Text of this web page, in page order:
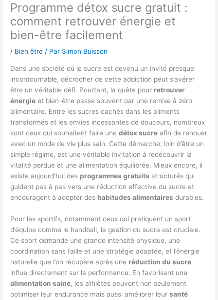
Programme détox sucre gratuit :
comment retrouver énergie et
bien-être facilement
/ Bien être / Par Simon Buisson
Dans une société où le sucre est devenu un invité presque
incontournable, décrocher de cette addiction peut s’avérer
être un véritable défi. Pourtant, la quête pour retrouver
énergie et bien-être passe souvent par une remise à zéro
alimentaire. Entre les sucres cachés dans les aliments
transformés et les envies incessantes de douceurs, nombreux
sont ceux qui souhaitent faire unedétox sucre afin de renouer
avec un mode de vie plus sain. Cette démarche, loin d’être un
simple régime, est une véritable invitation à redécouvrir la
vitalité perdue et une alimentation équilibrée. Mieux encore, il
existe aujourd’hui des programmes gratuits structurés qui
guident pas à pas vers une réduction effective du sucre et
encouragent à adopter des habitudes alimentaires durables.
Pour les sportifs, notamment ceux qui pratiquent un sport
d’équipe comme le handball, la gestion du sucre est cruciale.
Ce sport demande une grande intensité physique, une
coordination sans faille et une stratégie adaptée, et l’énergie
naturelle que l’on récupère après une réduction du sucre
influe directement sur la performance. En favorisant une
alimentation saine, les athlètes peuvent non seulement
optimiser leur endurance mais aussi améliorer leursanté